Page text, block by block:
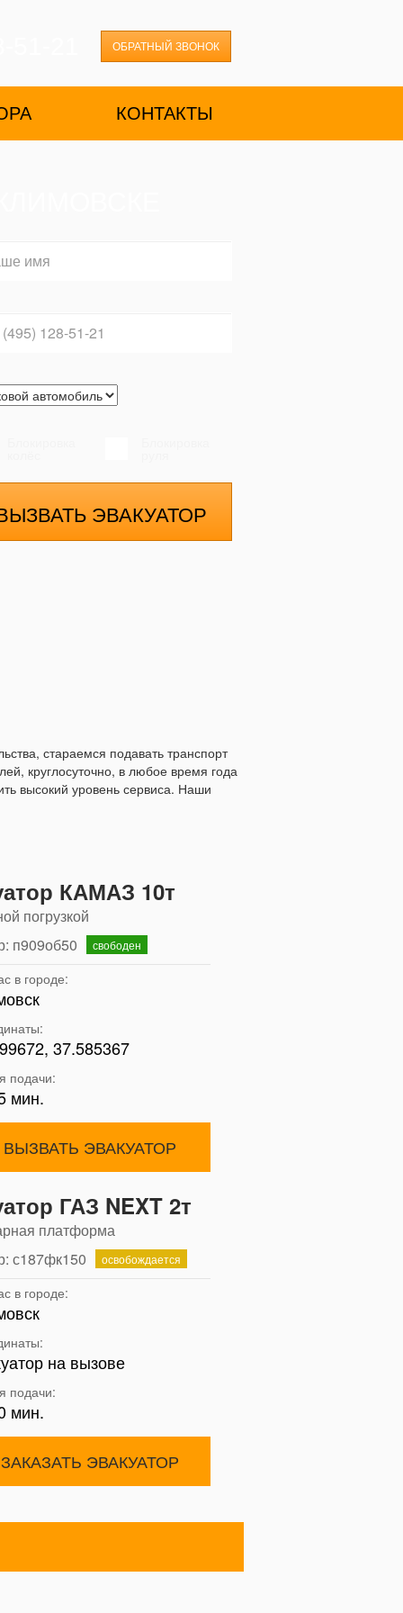
ОБРАТНЫЙ ЗВОНОК
КОНТАКТЫ
ЭВАКУАТОР
стараемся подавать транспорт
круглосуточно, в любое время года
высокий уровень сервиса. Наши
КАМАЗ 10т
погрузкой
п909об50
свободен
в городе:
37.585367
подачи:
мин.
ЭВАКУАТОР
ГАЗ NEXT 2т
платформа
с187фк150
освобождается
в городе:
на вызове
подачи:
мин.
ЭВАКУАТОР